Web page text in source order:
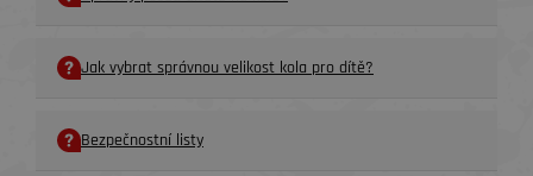
Jak vybrat správnou velikost kola pro dítě?
Bezpečnostní listy